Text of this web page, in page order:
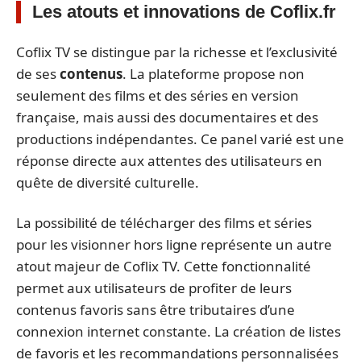
Les atouts et innovations de Coflix.fr
Coflix TV se distingue par la richesse et l’exclusivité
de sescontenus. La plateforme propose non
seulement des films et des séries en version
française, mais aussi des documentaires et des
productions indépendantes. Ce panel varié est une
réponse directe aux attentes des utilisateurs en
quête de diversité culturelle.
La possibilité de télécharger des films et séries
pour les visionner hors ligne représente un autre
atout majeur de Coflix TV. Cette fonctionnalité
permet aux utilisateurs de profiter de leurs
contenus favoris sans être tributaires d’une
connexion internet constante. La création de listes
de favoris et les recommandations personnalisées